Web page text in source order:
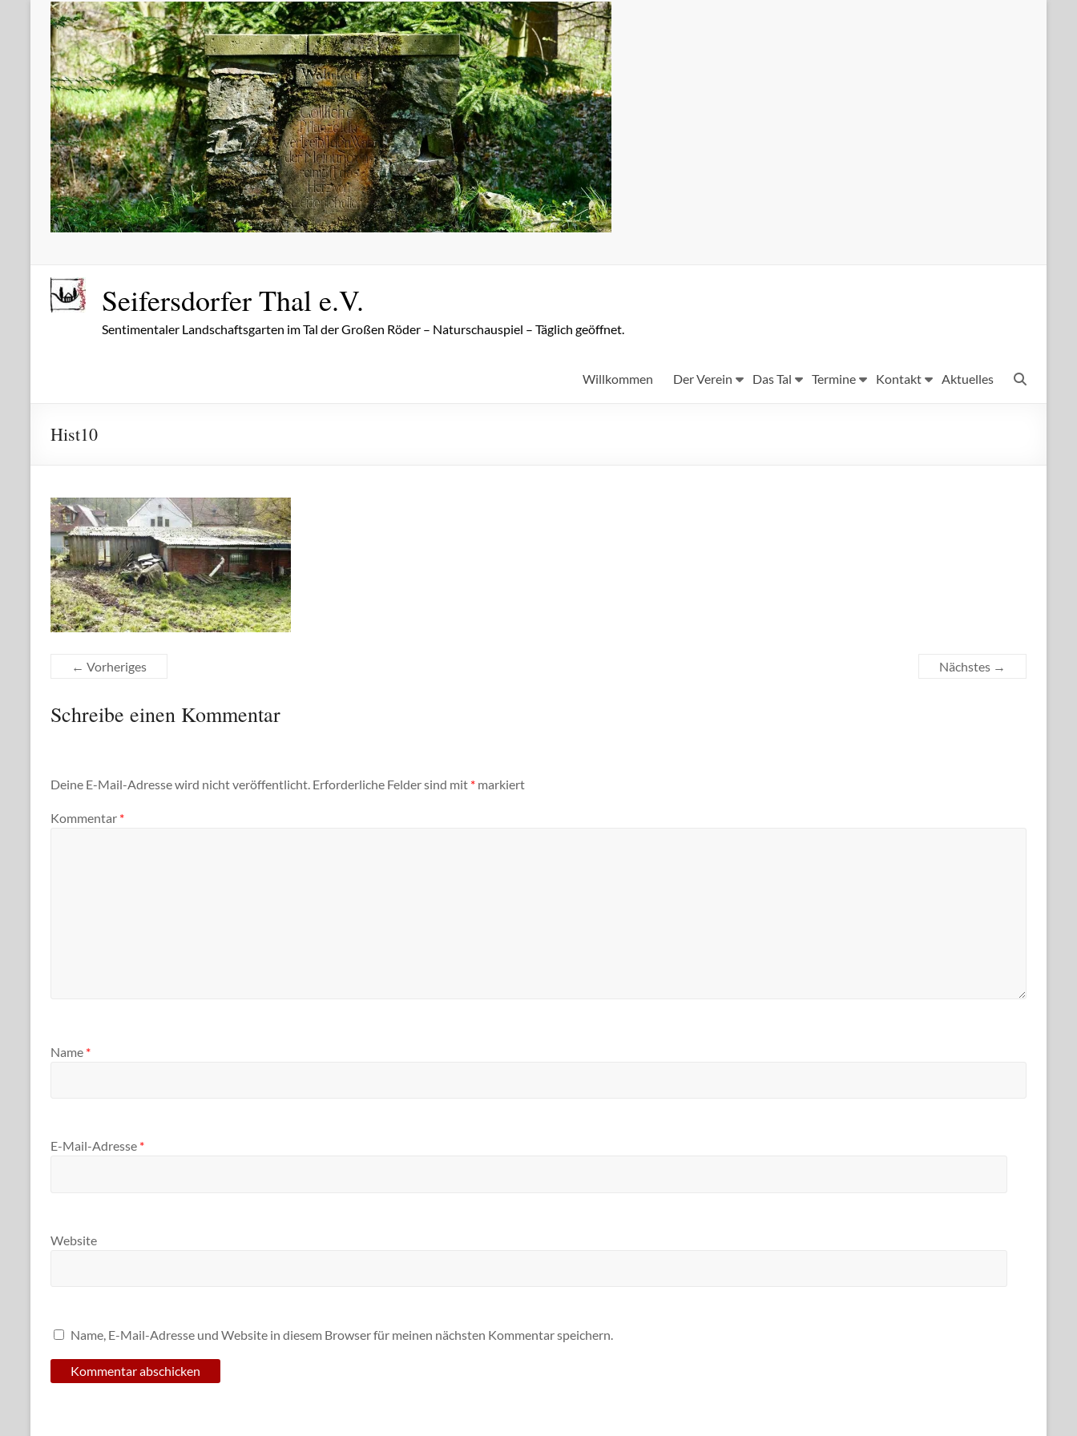
Zum
Inhalt
springen
Seifersdorfer Thal e.V.
Sentimentaler Landschaftsgarten im Tal der Großen Röder – Naturschauspiel – Täglich geöffnet.
Willkommen Der Verein Das Tal Termine Kontakt Aktuelles
Hist10
← Vorheriges Nächstes →
Schreibe einen Kommentar
Deine E-Mail-Adresse wird nicht veröffentlicht. Erforderliche Felder sind mit * markiert
Kommentar *
Name *
E-Mail-Adresse *
Website
Name, E-Mail-Adresse und Website in diesem Browser für meinen nächsten Kommentar speichern.